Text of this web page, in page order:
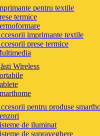
pentru textile
termice
imprimante textile
prese termice
Wireless
pentru produse
de iluminat
de supraveghere
Adăugă300,00leiîn coș și
-
Cantitate Bloc de aluminiu
+
Livrare estimată pe 17 - 19
55.58 Lei x 4 rate
Adaugă la lista de produse
8 Oamenii urmăresc acest